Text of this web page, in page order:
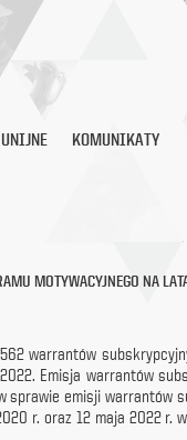
KOMUNIKATY
MOTYWACYJNEGO NA
562 warrantów
Emisja warrantów
sprawie emisji warrantów
r. oraz 12 maja 2022 r.